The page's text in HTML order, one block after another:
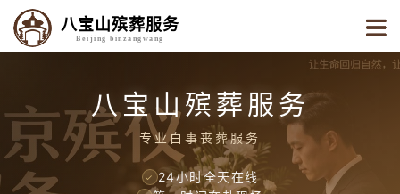
八宝山殡葬服务
Beijing binzangwang
八宝山殡葬服务
专业白事丧葬服务
✓ 24小时全天在线